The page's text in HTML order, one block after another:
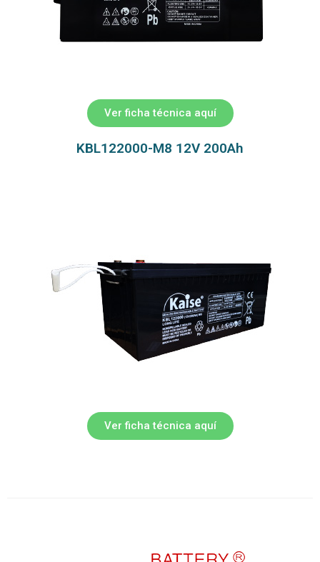
Ver ficha técnica aquí
KBL122000-M8 12V 200Ah
Ver ficha técnica aquí